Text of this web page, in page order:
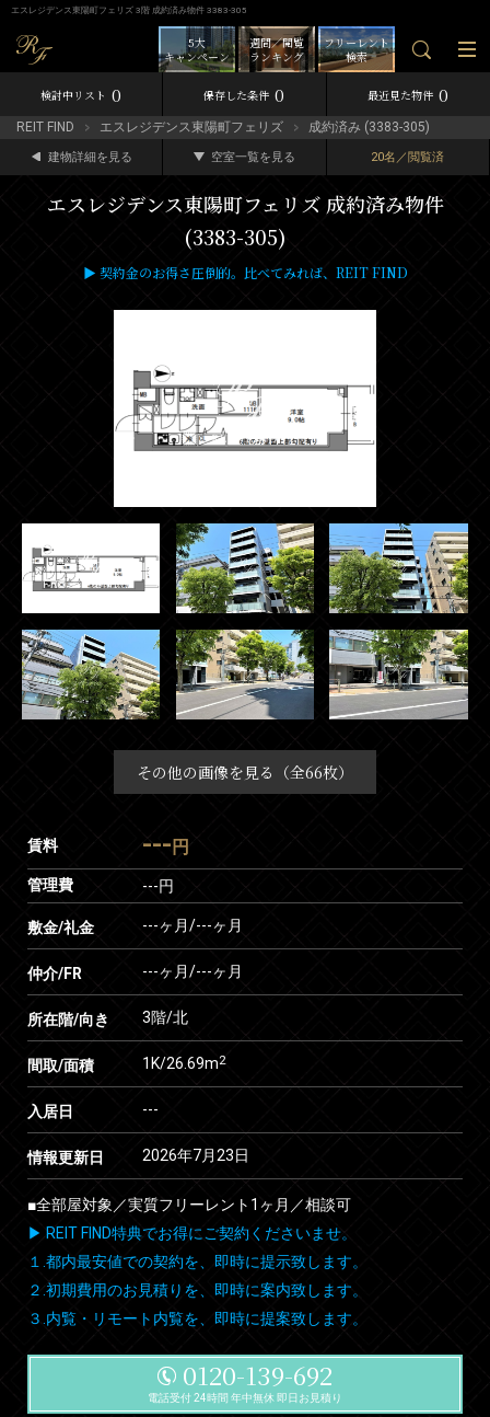
エスレジデンス東陽町フェリズ 3階 成約済み物件 3383-305
フリーレント
検索
週間／閲覧
ランキング
5大
キャンペーン
検討中リスト 0 保存した条件 0 最近見た物件 0
REIT FIND エスレジデンス東陽町フェリズ 成約済み (3383-305)
建物詳細を見る 空室一覧を見る 20名／閲覧済
エスレジデンス東陽町フェリズ 成約済み物件
(3383-305)
▶ 契約金のお得さ圧倒的。比べてみれば、REIT FIND
その他の画像を見る（全66枚）
賃料 --- 円
管理費 ---円
敷金/礼金 ---ヶ月/---ヶ月
仲介/FR ---ヶ月/---ヶ月
所在階/向き 3階/北
間取/面積 1K/26.69m2
入居日 ---
情報更新日 2026年7月23日
■全部屋対象／実質フリーレント1ヶ月／相談可
▶ REIT FIND特典でお得にご契約くださいませ。
１.都内最安値での契約を、即時に提示致します。
２.初期費用のお見積りを、即時に案内致します。
３.内覧・リモート内覧を、即時に提案致します。
0120-139-692
電話受付 24時間 年中無休 即日お見積り